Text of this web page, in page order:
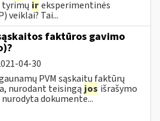
tyrimų ireksperimentinės
veiklai? Tai...
faktūros gavimo
04-30
PVM sąskaitų faktūrų
nurodant teisingą jos išrašymo
nurodyta dokumente...